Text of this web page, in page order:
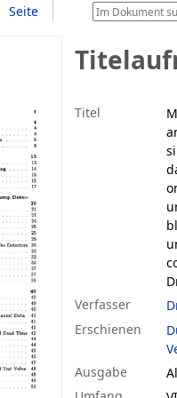
Seite
Titel
Verfasser
Erschienen
Ausgabe